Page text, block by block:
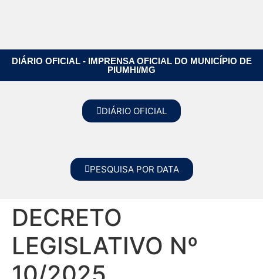
DIÁRIO OFICIAL - IMPRENSA OFICIAL DO MUNICÍPIO DE
PIUMHI/MG
DIÁRIO OFICIAL
PESQUISA POR DATA
DECRETO
LEGISLATIVO Nº